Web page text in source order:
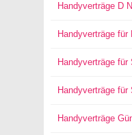
Handyverträge D
Handyverträge für
Handyverträge für
Handyverträge für
Handyverträge